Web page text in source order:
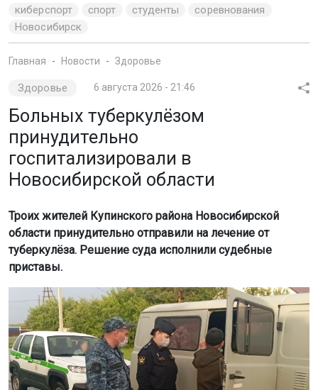
Фото: АБ "Гвардия"
Как сообщили в пресс-службе АБ «Гвардия», утром на
улице Есенина бойцы группы быстрого реагирования
(ГБР) помогли женщине, которая уснула у входа в бар
из-за сильного алкогольного опьянения. Её передали
медикам, после чего пострадавшую
Днём на улице Одоевского сотрудники ГБР задержали
мужчину и женщину, которые распивали алкоголь у
агентства недвижимости, скандалили и били по окнам.
Нарушителей передали полиции.
В магазине на улице Комсомольской сработала
пожарная сигнализация. Причиной стало возгорание
потолочного покрытия из-за лопнувшей лампы.
Пожарные оперативно ликвидировали огонь,
пострадавших нет.